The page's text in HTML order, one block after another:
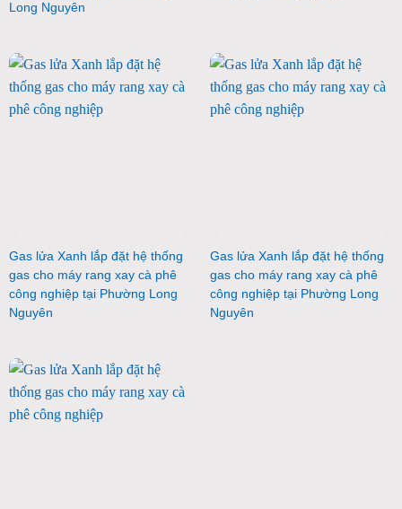
Long Nguyên
Gas lửa Xanh lắp đặt hệ thống
gas cho máy rang xay cà phê
công nghiệp tại Phường Long
Nguyên
Gas lửa Xanh lắp đặt hệ thống
gas cho máy rang xay cà phê
công nghiệp tại Phường Long
Nguyên